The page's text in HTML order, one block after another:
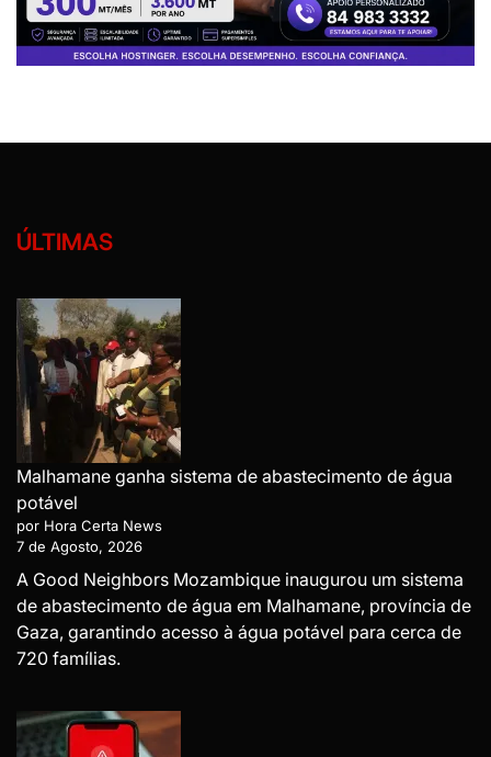
ÚLTIMAS
Malhamane ganha sistema de abastecimento de água
potável
por Hora Certa News
7 de Agosto, 2026
A Good Neighbors Mozambique inaugurou um sistema
de abastecimento de água em Malhamane, província de
Gaza, garantindo acesso à água potável para cerca de
720 famílias.